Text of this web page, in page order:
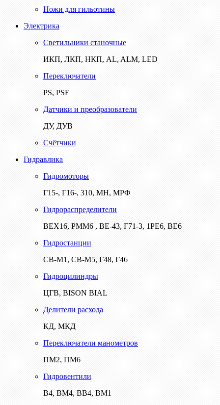
Ножи для гильотины
Электрика
Светильники станочные
ИКП, ЛКП, НКП, AL, ALM, LED
Переключатели
PS, PSE
Датчики и преобразователи
ДУ, ДУВ
Счётчики
Гидравлика
Гидромоторы
Г15-, Г16-, 310, МН, МРФ
Гидрораспределители
ВЕХ16, РММ6 , ВЕ-43, Г71-3, 1РЕ6, ВЕ6
Гидростанции
СВ-М1, СВ-М5, Г48, Г46
Гидроцилиндры
ЦГВ, BISON BIAL
Делители расхода
КД, МКД
Переключатели манометров
ПМ2, ПМ6
Гидровентили
В4, ВМ4, ВВ4, ВМ1